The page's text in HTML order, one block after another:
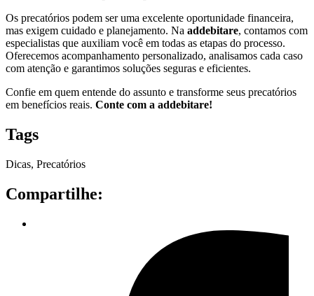
Os precatórios podem ser uma excelente oportunidade financeira,
mas exigem cuidado e planejamento. Na addebitare, contamos com
especialistas que auxiliam você em todas as etapas do processo.
Oferecemos acompanhamento personalizado, analisamos cada caso
com atenção e garantimos soluções seguras e eficientes.
Confie em quem entende do assunto e transforme seus precatórios
em benefícios reais. Conte com a addebitare!
Tags
Dicas, Precatórios
Compartilhe: